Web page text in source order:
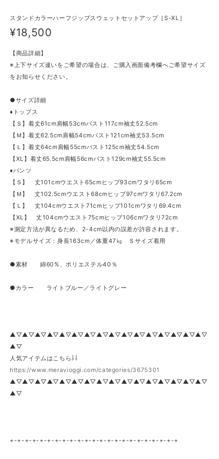
スタンドカラーハーフジップスウェットセットアップ［S-XL］
¥18,500
【商品詳細】
※上下サイズ違いをご希望の場合は、ご購入画面備考欄へご希望サイズ
をお知らせください。
●サイズ詳細
♦トップス
【Ｓ】着丈61cm肩幅53cmバスト117cm袖丈52.5cm
【Ｍ】着丈62.5cm肩幅54cmバスト121cm袖丈53.5cm
【Ｌ】着丈64cm肩幅55cmバスト125cm袖丈54.5cm
【XL】着丈65.5cm肩幅56cmバスト129cm袖丈55.5cm
♦パンツ
【Ｓ】 丈101cmウエスト65cmヒップ93cmワタリ65cm
【Ｍ】 丈102.5cmウエスト68cmヒップ97cmワタリ67.2cm
【Ｌ】 丈104cmウエスト71cmヒップ101cmワタリ69.4cm
【XL】 丈104cmウエスト75cmヒップ106cmワタリ72cm
※測定方法が異なるため、2-4cm以内の誤差が許容されます。
※モデルサイズ：身長163cm／体重47㎏ Ｓサイズ着用
●素材 綿60%、ポリエステル40％
●カラー ライトブルー／ライトグレー
▲▽▲▽▲▽▲▽▲▽▲▽▲▽▲▽▲▽▲▽▲▽▲▽▲▽▲▽▲▽▲▽
▲▽
人気アイテムはこちら⇩⇩
https://www.meravioggi.com/categories/3675301
▲▽▲▽▲▽▲▽▲▽▲▽▲▽▲▽▲▽▲▽▲▽▲▽▲▽▲▽▲▽▲▽
▲▽
+-+-+-+-+-+-+-+-+-+-+-+-+-+-+-+-+-+-+-+-+-+-+